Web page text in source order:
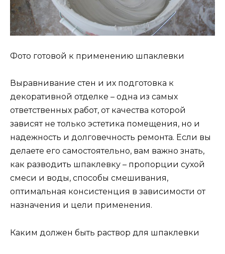
Фото готовой к применению шпаклевки
Выравнивание стен и их подготовка к
декоративной отделке – одна из самых
ответственных работ, от качества которой
зависят не только эстетика помещения, но и
надежность и долговечность ремонта. Если вы
делаете его самостоятельно, вам важно знать,
как разводить шпаклевку – пропорции сухой
смеси и воды, способы смешивания,
оптимальная консистенция в зависимости от
назначения и цели применения.
Каким должен быть раствор для шпаклевки